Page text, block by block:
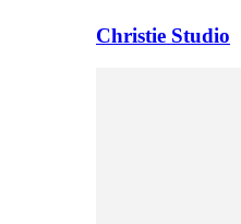
Christie Studio